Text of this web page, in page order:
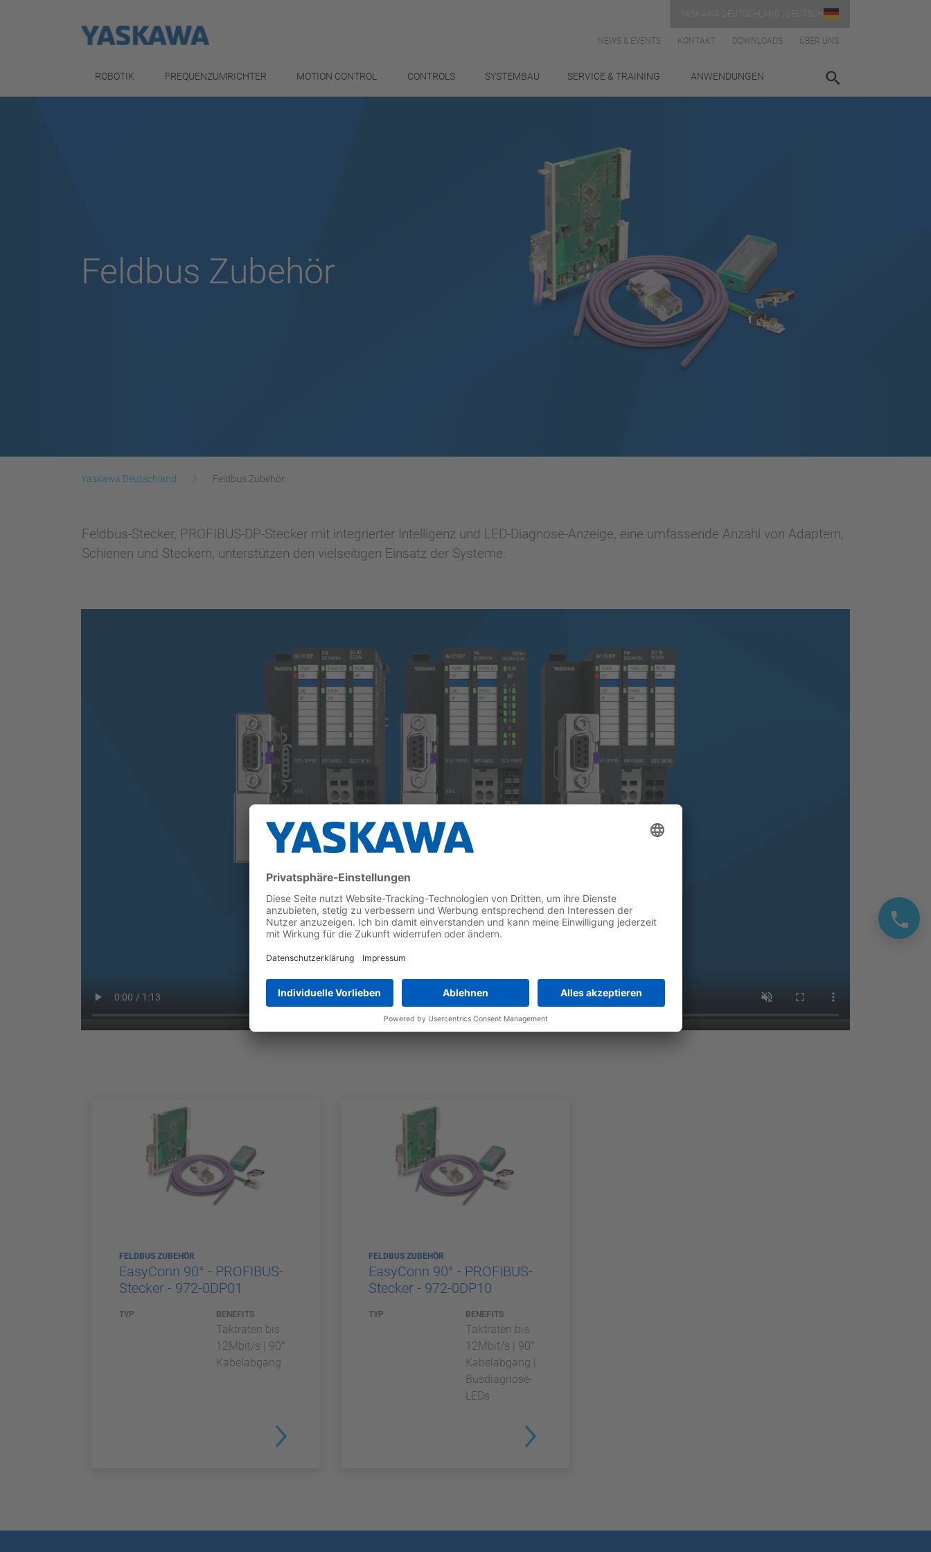
NEWS & EVENTS KONTAKT DOWNLOADS ÜBER UNS
ROBOTIK FREQUENZUMRICHTER MOTION CONTROL CONTROLS SYSTEMBAU SERVICE & TRAINING ANWENDUNGEN
Feldbus Zubehör
Yaskawa Deutschland Feldbus Zubehör
Feldbus-Stecker, PROFIBUS-DP-Stecker mit integrierter Intelligenz und LED-Diagnose-Anzeige, eine umfassende Anzahl von Adaptern,
Schienen und Steckern, unterstützen den vielseitigen Einsatz der Systeme.
FELDBUS ZUBEHÖR
EasyConn 90° - PROFIBUS-
Stecker - 972-0DP01
TYP BENEFITS
Taktraten bis
12Mbit/s | 90°
Kabelabgang
FELDBUS ZUBEHÖR
EasyConn 90° - PROFIBUS-
Stecker - 972-0DP10
TYP BENEFITS
Taktraten bis
12Mbit/s | 90°
Kabelabgang |
Busdiagnose-
LEDs